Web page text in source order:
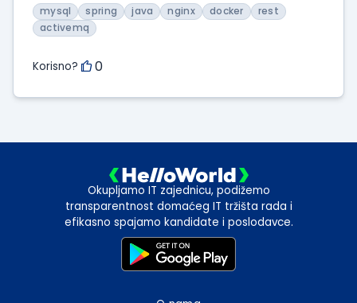
mysql spring java nginx docker
rest
activemq
Korisno? 0
Okupljamo IT zajednicu, podižemo
transparentnost domaćeg IT tržišta rada i
efikasno spajamo kandidate i poslodavce.